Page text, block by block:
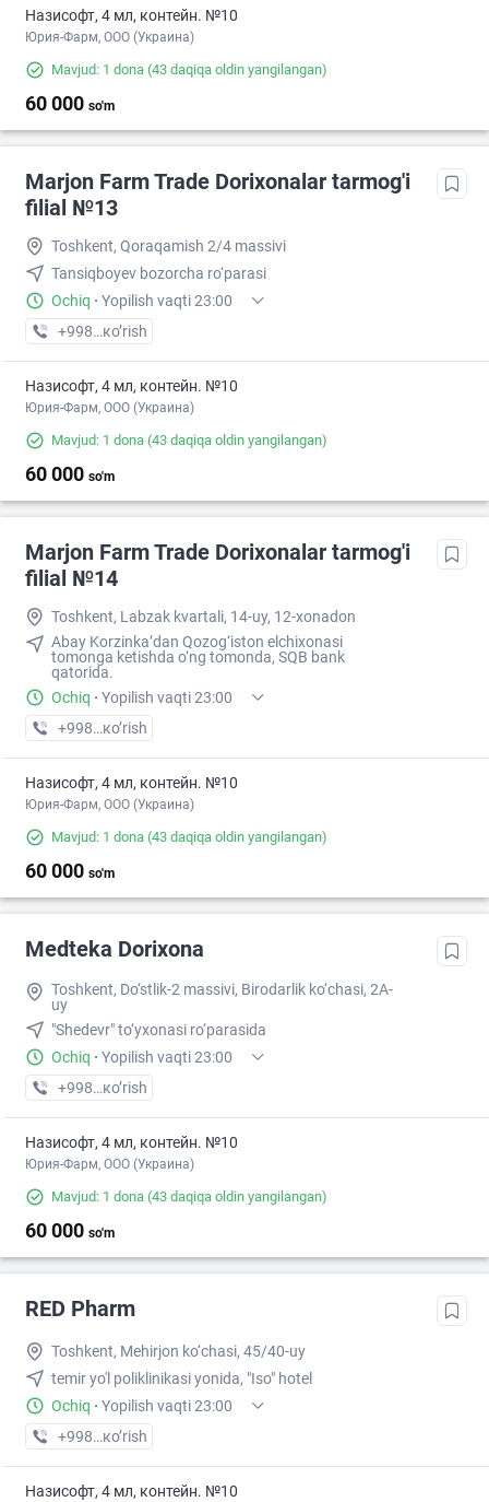
Назисофт, 4 мл, контейн. №10
Юрия-Фарм, ООО (Украина)
Mavjud: 1 dona (43 daqiqa oldin yangilangan)
60 000 so'm
Marjon Farm Trade Dorixonalar tarmog'i
filial №13
Toshkent, Qoraqamish 2/4 massivi
Tansiqboyev bozorcha ro‘parasi
Ochiq · Yopilish vaqti 23:00
+998 (77) XXX-XX-XX
кo’rish
Назисофт, 4 мл, контейн. №10
Юрия-Фарм, ООО (Украина)
Mavjud: 1 dona (43 daqiqa oldin yangilangan)
60 000 so'm
Marjon Farm Trade Dorixonalar tarmog'i
filial №14
Toshkent, Labzak kvartali, 14-uy, 12-xonadon
Abay Korzinka’dan Qozog‘iston elchixonasi
tomonga ketishda o‘ng tomonda, SQB bank
qatorida.
Ochiq · Yopilish vaqti 23:00
+998 (77) XXX-XX-XX
кo’rish
Назисофт, 4 мл, контейн. №10
Юрия-Фарм, ООО (Украина)
Mavjud: 1 dona (43 daqiqa oldin yangilangan)
60 000 so'm
Medteka Dorixona
Toshkent, Do‘stlik-2 massivi, Birodarlik ko‘chasi, 2A-
uy
"Shedevr" to‘yxonasi ro‘parasida
Ochiq · Yopilish vaqti 23:00
+998 (90) XXX-XX-XX
кo’rish
Назисофт, 4 мл, контейн. №10
Юрия-Фарм, ООО (Украина)
Mavjud: 1 dona (43 daqiqa oldin yangilangan)
60 000 so'm
RED Pharm
Toshkent, Mehirjon ko‘chasi, 45/40-uy
temir yo'l poliklinikasi yonida, "Iso" hotel
Ochiq · Yopilish vaqti 23:00
+998 (99) XXX-XX-XX
кo’rish
Назисофт, 4 мл, контейн. №10